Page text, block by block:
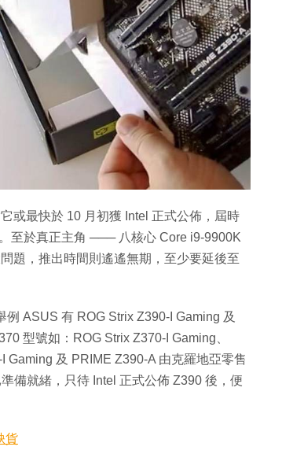
或最快於 10 月初獲 Intel 正式公佈，屆時
至於真正主角 ─── 八核心 Core i9-9900K
題，推出時間則遙遙無期，至少要延後至
ASUS 有 ROG Strix Z390-I Gaming 及
型號如：ROG Strix Z370-I Gaming、
Gaming 及 PRIME Z390-A 由克羅地亞零售
備就緒，只待 Intel 正式公佈 Z390 後，便
貨